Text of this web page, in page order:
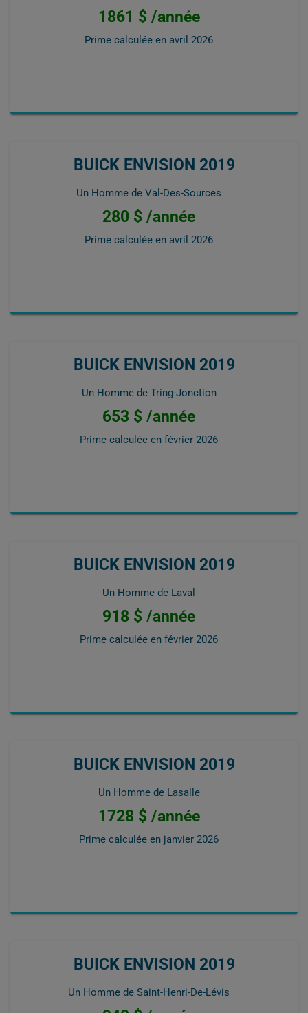
1861 $ /année
Prime calculée en avril 2026
BUICK ENVISION 2019
Un Homme de Val-Des-Sources
280 $ /année
Prime calculée en avril 2026
BUICK ENVISION 2019
Un Homme de Tring-Jonction
653 $ /année
Prime calculée en février 2026
BUICK ENVISION 2019
Un Homme de Laval
918 $ /année
Prime calculée en février 2026
BUICK ENVISION 2019
Un Homme de Lasalle
1728 $ /année
Prime calculée en janvier 2026
BUICK ENVISION 2019
Un Homme de Saint-Henri-De-Lévis